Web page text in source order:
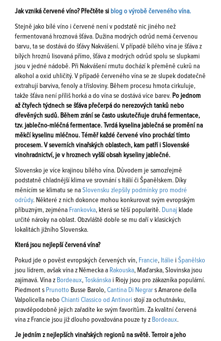
Jak vzniká červené víno? Přečtěte si blog o výrobě červeného vína.
Stejně jako bílé víno i červené není v podstatě nic jiného než
fermentovaná hroznová šťáva. Dužina modrých odrůd nemá červenou
barvu, ta se dostává do šťávy Nakvášení. V případě bílého vína je šťáva z
bílých hroznů lisovaná přímo, šťáva z modrých odrůd spolu se slupkami
jsou v jedné nádobě. Při Nakvášení rmutu dochází k přeměně cukrů na
alkohol a oxid uhličitý. V případě červeného vína se ze slupek dodatečně
extrahují barviva, fenoly a třísloviny. Během procesu hmota cirkuluje,
takže šťáva není příliš horká a do vína se dostává více barev. Po jednom
až čtyřech týdnech se šťáva přečerpá do nerezových tanků nebo
dřevěných sudů. Během zrání se často uskutečňuje druhá fermentace,
tzv. jablečno-mléčná fermentace. Tvrdá kyselina jablečná se promění na
měkčí kyselinu mléčnou. Téměř každé červené víno prochází tímto
procesem. V severních vinařských oblastech, kam patří i Slovenské
vinohradnictví, je v hroznech vyšší obsah kyseliny jablečné.
Slovensko je více krajinou bílého vína. Důvodem je samozřejmě
podstatně chladnější klima ve srovnání s Itálií či Španělskem. Díky
měnícím se klimatu se na Slovensku zlepšily podmínky pro modré
odrůdy. Některé z nich dokonce mohou konkurovat svým evropským
příbuzným, zejména Frankovka, která se těší popularitě. Dunaj klade
určité nároky na oblast. Obzvláště dobře se mu daří v klasických
lokalitách jižního Slovenska.
Která jsou nejlepší červená vína?
Pokud jde o pověst evropských červených vín, Francie, Itálie i Španělsko
jsou lídrem, avšak vína z Německa a Rakouska, Maďarska, Slovinska jsou
zajímavá. Vína z Bordeaux, Toskánska i Riojy jsou pro zákazníka populární.
Piedmont s Prunotto Busse Barolo, Cantina Di Negrar s Amarone della
Valpolicella nebo Chianti Classico od Antinori stojí za ochutnávku,
pravděpodobně jejich zařadíte ke svým favoritům. Za kvalitní červená
vína z Francie jsou již dlouho považována pouze ty z Bordeaux.
Je jedním z nejlepších vinařských regionů na světě. Terroir a jeho